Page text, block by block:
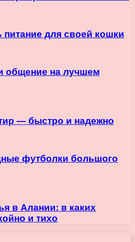
питание для своей кошки
общение на лучшем
— быстро и надежно
футболки большого
в Алании: в каких
и тихо